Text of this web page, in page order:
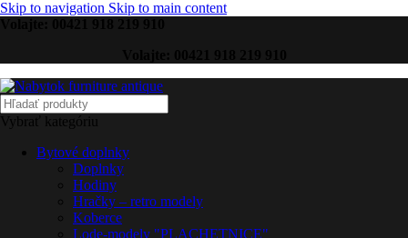
Skip to navigation Skip to main content
Vybrať kategóriu
Bytové doplnky
Doplnky
Hodiny
Hračky – retro modely
Koberce
Lode-modely "PLACHETNICE"